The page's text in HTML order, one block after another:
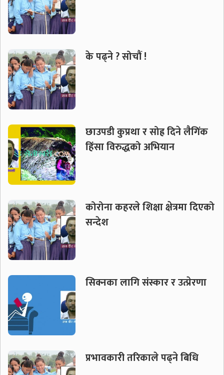
के पढ्ने ? सोचौं !
छाउपडी कुप्रथा र सोह्र दिने लैगिंक
हिंसा विरुद्धको अभियान
कोरोना कहरले शिक्षा क्षेत्रमा दिएको
सन्देश
सिक्नका लागि संस्कार र उत्प्रेरणा
प्रभावकारी तरिकाले पढ्ने बिधि